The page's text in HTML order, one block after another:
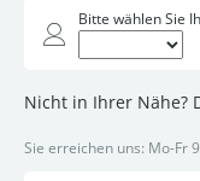
Bitte wählen Sie
Nicht in Ihrer Nähe?
Sie erreichen uns: Mo-Fr